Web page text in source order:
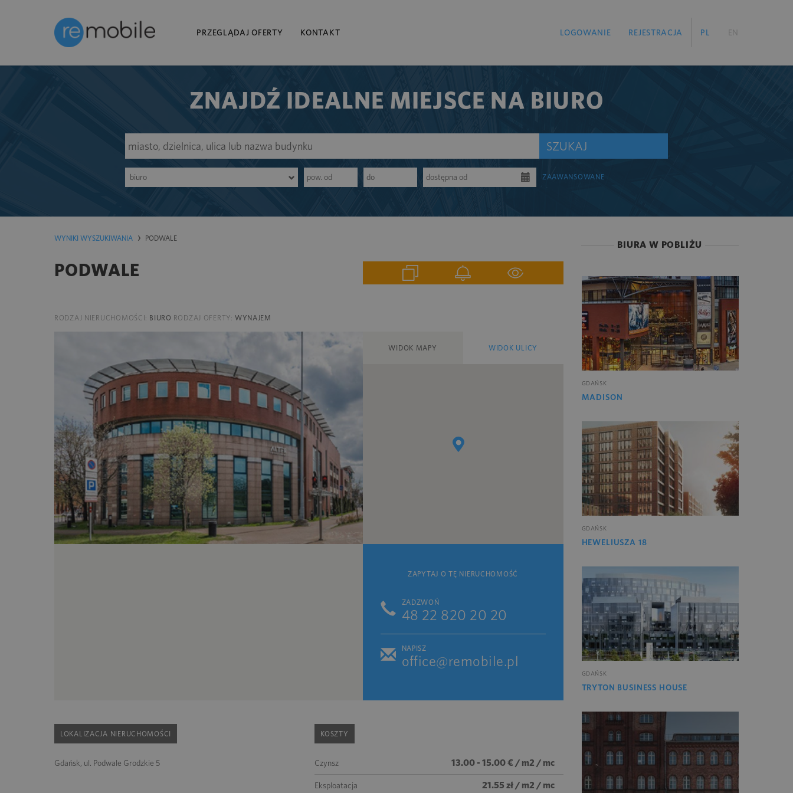
PRZEGLĄDAJ OFERTY KONTAKT PL EN
LOGOWANIE REJESTRACJA
ZNAJDŹ IDEALNE MIEJSCE NA BIURO
biuro
SZUKAJ
ZAAWANSOWANE
WYNIKI WYSZUKIWANIA PODWALE
PODWALE
RODZAJ NIERUCHOMOŚCI: BIURO RODZAJ OFERTY: WYNAJEM
WIDOK MAPY WIDOK ULICY
ZAPYTAJ O TĘ NIERUCHOMOŚĆ
ZADZWOŃ
48 22 820 20 20
NAPISZ
office@remobile.pl
LOKALIZACJA NIERUCHOMOŚCI
Gdańsk, ul. Podwale Grodzkie 5
KOSZTY
Czynsz 13.00 - 15.00 € / m2 / mc
Eksploatacja 21.55 zł / m2 / mc
BIURA W POBLIŻU
GDAŃSK
MADISON
GDAŃSK
HEWELIUSZA 18
GDAŃSK
TRYTON BUSINESS HOUSE